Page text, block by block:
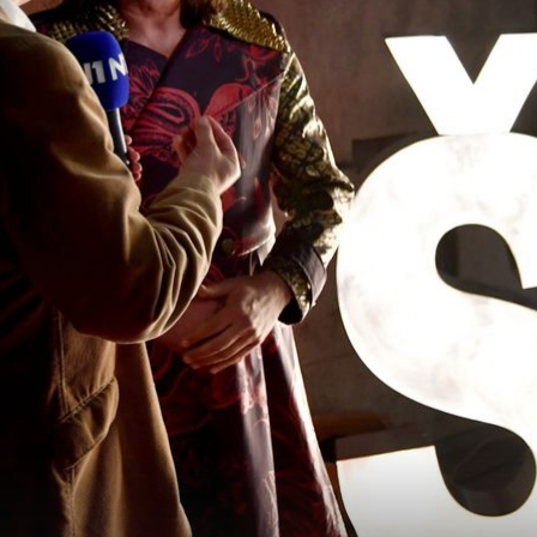
ni
5
OPAKA KONKURENCIJA!
Poslušajte pjesme svih predstavnika u
prvom polufinalu Eurosonga, Let 3 se
za finale s najvećim favoritima za
pobjedu!